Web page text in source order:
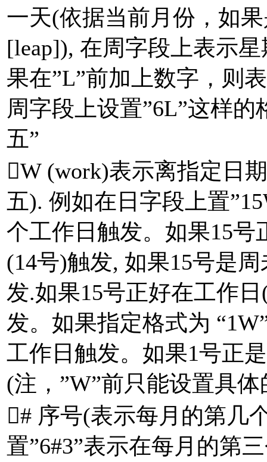
一天(依据当前月份，如
[leap]), 在周字段上表示星
果在”L”前加上数字，则
周字段上设置”6L”这样
五”
W (work)表示离指定日
五). 例如在日字段上置
个工作日触发。如果15
(14号)触发, 如果15号是
发.如果15号正好在工作
发。如果指定格式为
工作日触发。如果1号正
(注，”W”前只能设置具
# 序号(表示每月的第几
置”6#3”表示在每月的第